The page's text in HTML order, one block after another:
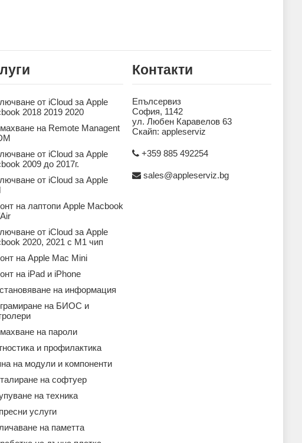
от iCloud за Apple
2018 2019 2020
на Remote Managent
от iCloud за Apple
2009 до 2017г.
от iCloud за Apple
на лаптопи Apple Macbook
от iCloud за Apple
2020, 2021 с M1 чип
на Apple Mac Mini
на iPad и iPhone
на информация
на БИОС и
на пароли
и профилактика
на модули и компоненти
на софтуер
на техника
услуги
на паметта
Контакти
Епълсервиз
София, 1142
ул. Любен Каравелов 63
Скайп: appleserviz
+359 885 492254
sales@appleserviz.bg